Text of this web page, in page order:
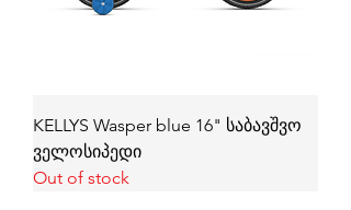
KELLYS Wasper blue 16" საბავშვო
ველოსიპედი
Out of stock